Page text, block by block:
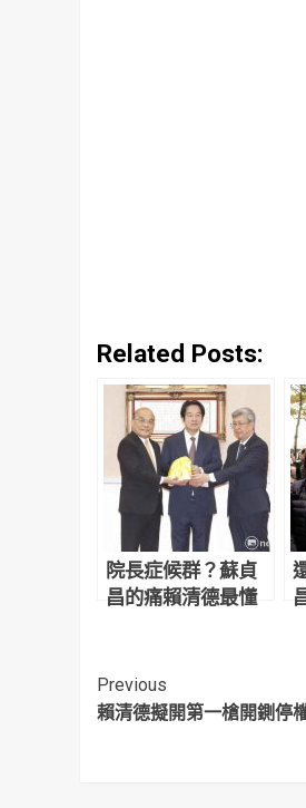
Related Posts:
院長症候群？蘇貞
昌的痛賴清德最懂
Continue
Reading
Previous
賴清德擬開第一槍開鍘停